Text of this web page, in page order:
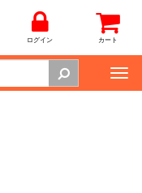
ログイン カート